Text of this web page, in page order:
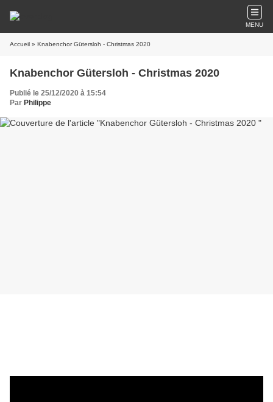
MENU
Accueil » Knabenchor Gütersloh - Christmas 2020
Knabenchor Gütersloh - Christmas 2020
Publié le 25/12/2020 à 15:54
Par Philippe